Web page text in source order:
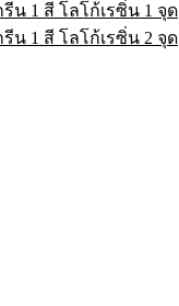
น 1 สี โลโก้เรซิ่น 1 จุด
น 1 สี โลโก้เรซิ่น 2 จุด